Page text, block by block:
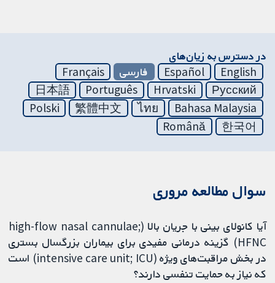
در دسترس به زیان‌های
English
Español فارسی
Français
Русский
Hrvatski
Português
日本語
Bahasa Malaysia
ไทย
繁體中文
Polski
한국어
Română
سوال مطالعه مروری
آیا کانولای بینی با جریان بالا (high-flow nasal cannulae;
HFNC) گزینه درمانی مفیدی برای بیماران بزرگسال بستری
در بخش مراقبت‌های ویژه (intensive care unit; ICU) است
که نیاز به حمایت تنفسی دارند؟